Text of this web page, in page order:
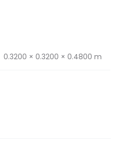
0.3200 × 0.3200 × 0.4800 m